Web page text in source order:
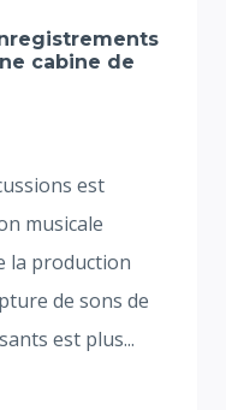
cabine de
est
musicale
la production
de sons de
est plus...